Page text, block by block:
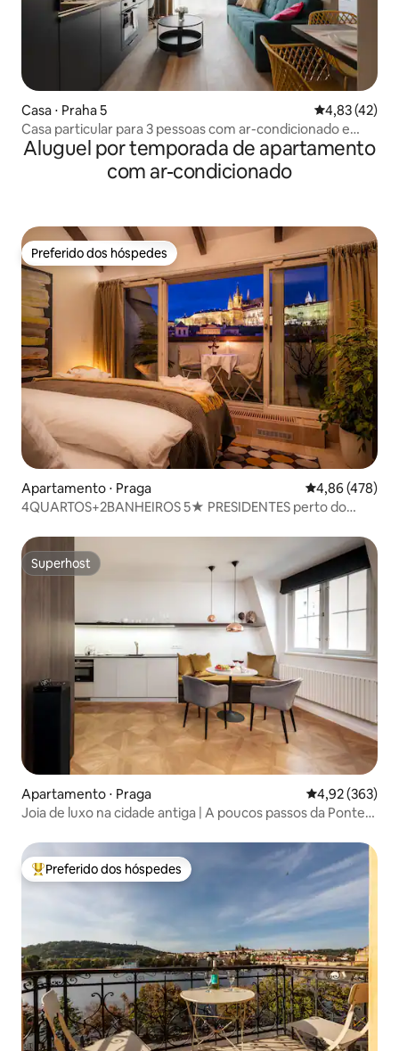
Casa ⋅ Praha 5 4,83 de uma
4,83 (42)
Casa particular para 3 pessoas com ar-condicionado e
varanda privativa! Novo
Aluguel por temporada de apartamento
com ar-condicionado
Preferido dos hóspedes
Preferido dos hóspedes
Apartamento ⋅ Praga 4,86 de uma
4,86 (478)
4QUARTOS+2BANHEIROS 5★ PRESIDENTES perto do
Superhost
Superhost
Apartamento ⋅ Praga 4,92 de uma
4,92 (363)
Joia de luxo na cidade antiga | A poucos passos da Ponte
Entre os melhores preferidos dos hóspedes
Preferido dos hóspedes